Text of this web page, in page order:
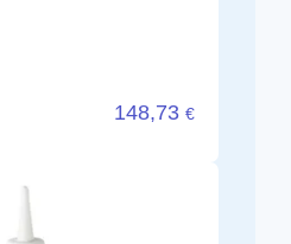
148,73 €